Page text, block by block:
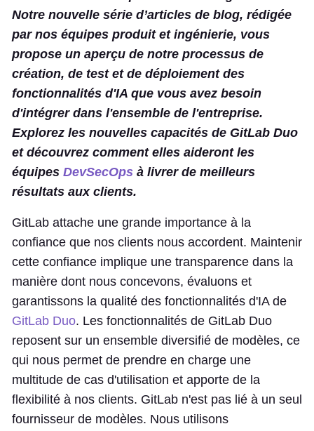
Notre nouvelle série d’articles de blog, rédigée
par nos équipes produit et ingénierie, vous
propose un aperçu de notre processus de
création, de test et de déploiement des
fonctionnalités d'IA que vous avez besoin
d'intégrer dans l'ensemble de l'entreprise.
Explorez les nouvelles capacités de GitLab Duo
et découvrez comment elles aideront les
équipes DevSecOps à livrer de meilleurs
résultats aux clients.
GitLab attache une grande importance à la
confiance que nos clients nous accordent. Maintenir
cette confiance implique une transparence dans la
manière dont nous concevons, évaluons et
garantissons la qualité des fonctionnalités d'IA de
GitLab Duo. Les fonctionnalités de GitLab Duo
reposent sur un ensemble diversifié de modèles, ce
qui nous permet de prendre en charge une
multitude de cas d'utilisation et apporte de la
flexibilité à nos clients. GitLab n'est pas lié à un seul
fournisseur de modèles. Nous utilisons